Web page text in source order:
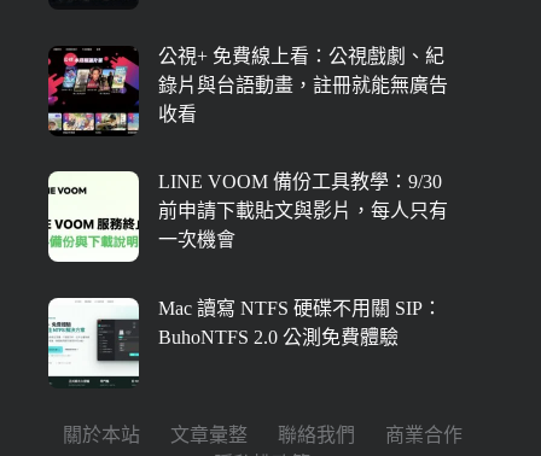
公視+ 免費線上看：公視戲劇、紀
錄片與台語動畫，註冊就能無廣告
收看
LINE VOOM 備份工具教學：9/30
前申請下載貼文與影片，每人只有
一次機會
Mac 讀寫 NTFS 硬碟不用關 SIP：
BuhoNTFS 2.0 公測免費體驗
關於本站 文章彙整 聯絡我們
商業合作